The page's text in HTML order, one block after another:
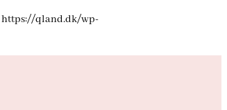
https://qland.dk/wp-